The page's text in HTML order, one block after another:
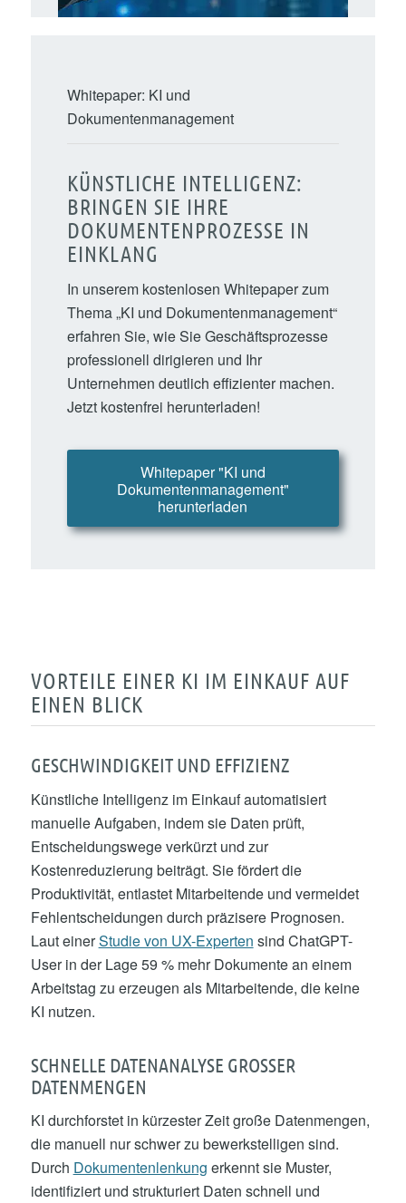
Whitepaper: KI und
Dokumentenmanagement
KÜNSTLICHE INTELLIGENZ:
BRINGEN SIE IHRE
DOKUMENTENPROZESSE IN
EINKLANG
In unserem kostenlosen Whitepaper zum
Thema „KI und Dokumentenmanagement“
erfahren Sie, wie Sie Geschäftsprozesse
professionell dirigieren und Ihr
Unternehmen deutlich effizienter machen.
Jetzt kostenfrei herunterladen!
Whitepaper "KI und
Dokumentenmanagement"
herunterladen
VORTEILE EINER KI IM EINKAUF AUF
EINEN BLICK
GESCHWINDIGKEIT UND EFFIZIENZ
Künstliche Intelligenz im Einkauf automatisiert
manuelle Aufgaben, indem sie Daten prüft,
Entscheidungswege verkürzt und zur
Kostenreduzierung beiträgt. Sie fördert die
Produktivität, entlastet Mitarbeitende und vermeidet
Fehlentscheidungen durch präzisere Prognosen.
Laut einerStudie von UX-Experten sind ChatGPT-
User in der Lage 59 % mehr Dokumente an einem
Arbeitstag zu erzeugen als Mitarbeitende, die keine
KI nutzen.
SCHNELLE DATENANALYSE GROSSER D
ATENMENGEN
KI durchforstet in kürzester Zeit große Datenmengen,
die manuell nur schwer zu bewerkstelligen sind.
Durch Dokumentenlenkung erkennt sie Muster,
identifiziert und strukturiert Daten schnell und